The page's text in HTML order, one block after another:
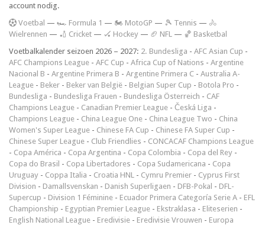
account nodig.
Voetbal — 🏎️ Formula 1 — 🏍 MotoGP — 🎾 Tennis — 🚴
Wielrennen — 🏏 Cricket — 🏑 Hockey — 🏈 NFL — 🏀 Basketbal
Voetbalkalender seizoen 2026 – 2027: 2. Bundesliga - AFC Asian Cup -
AFC Champions League - AFC Cup - Africa Cup of Nations - Argentine
Nacional B - Argentine Primera B - Argentine Primera C - Australia A-
League - Beker - Beker van België - Belgian Super Cup - Botola Pro -
Bundesliga - Bundesliga Frauen - Bundesliga Österreich - CAF
Champions League - Canadian Premier League - Česká Liga -
Champions League - China League One - China League Two - China
Women's Super League - Chinese FA Cup - Chinese FA Super Cup -
Chinese Super League - Club Friendlies - CONCACAF Champions League
- Copa América - Copa Argentina - Copa Colombia - Copa del Rey -
Copa do Brasil - Copa Libertadores - Copa Sudamericana - Copa
Uruguay - Coppa Italia - Croatia HNL - Cymru Premier - Cyprus First
Division - Damallsvenskan - Danish Superligaen - DFB-Pokal - DFL-
Supercup - Division 1 Féminine - Ecuador Primera Categoría Serie A - EFL
Championship - Egyptian Premier League - Ekstraklasa - Eliteserien -
English National League - Eredivisie - Eredivisie Vrouwen - Europa